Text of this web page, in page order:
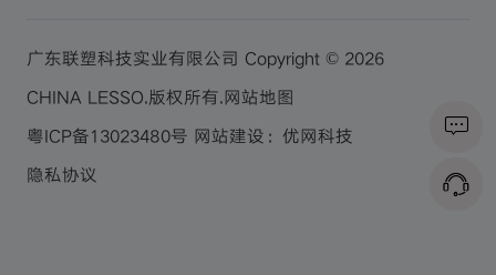
广东联塑科技实业有限公司 Copyright © 2026
CHINA LESSO.版权所有.网站地图
粤ICP备13023480号 网站建设：优网科技
隐私协议